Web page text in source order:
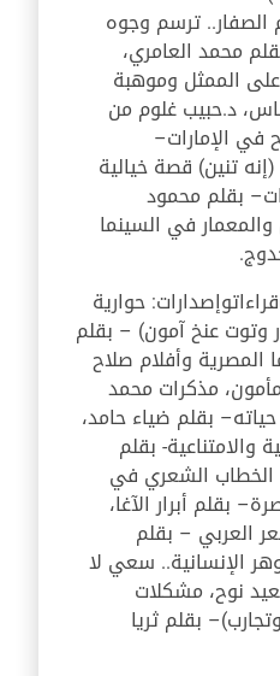
الصفار.. ترسم وجوه
محمد العامري،
الممثل وموهبة
،د.حبيب غلوم من
الإمارات–
تنين) قصة خيالية
– بقلم محمود
والمعمار في السينما
.
قراءاتوإصدارات:حوارية
وتوت عنخ آمون) – بقلم
وأفلام صلاح
مذكرات محمد
– بقلم ضياء حامد،
والامتناعية- بقلم
الخطاب الشعري في
– بقلم أبرار الآغا،
العربي – بقلم
الإنسانية.. سعي لا
نوح، مشكلات
– بقلم ثريا